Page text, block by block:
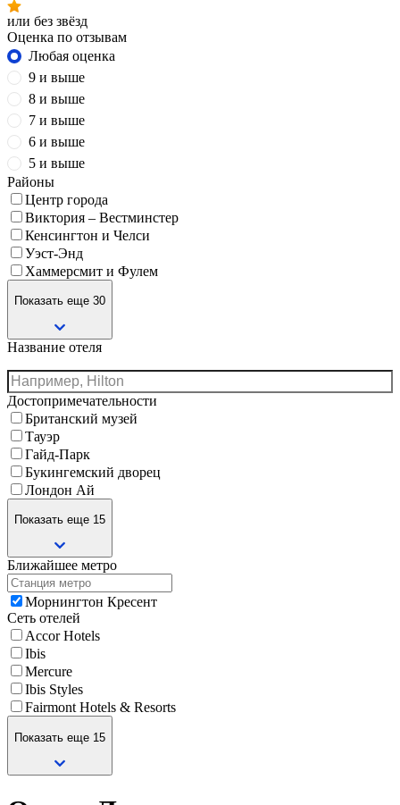
или без звёзд
Оценка по отзывам
Любая оценка
9 и выше
8 и выше
7 и выше
6 и выше
5 и выше
Районы
Центр города
Виктория – Вестминстер
Кенсингтон и Челси
Уэст-Энд
Хаммерсмит и Фулем
Показать еще 30
Название отеля
Достопримечательности
Британский музей
Тауэр
Гайд-Парк
Букингемский дворец
Лондон Ай
Показать еще 15
Ближайшее метро
Морнингтон Кресент
Сеть отелей
Accor Hotels
Ibis
Mercure
Ibis Styles
Fairmont Hotels & Resorts
Показать еще 15